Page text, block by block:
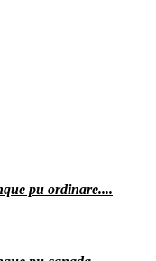
pu ordinare....